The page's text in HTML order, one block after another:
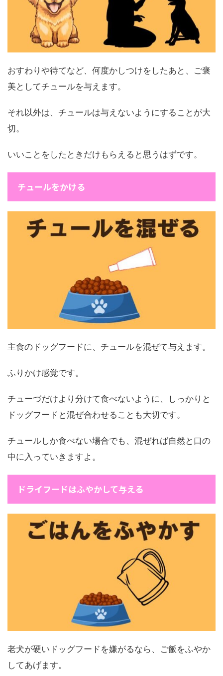
おすわりや待てなど、何度かしつけをしたあと、ご褒
美としてチュールを与えます。
それ以外は、チュールは与えないようにすることが大
切。
いいことをしたときだけもらえると思うはずです。
チュールをかける
主食のドッグフードに、チュールを混ぜて与えます。
ふりかけ感覚です。
チューづだけより分けて食べないように、しっかりと
ドッグフードと混ぜ合わせることも大切です。
チュールしか食べない場合でも、混ぜれば自然と口の
中に入っていきますよ。
ドライフードはふやかして与える
老犬が硬いドッグフードを嫌がるなら、ご飯をふやか
してあげます。